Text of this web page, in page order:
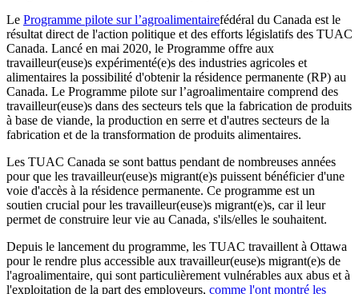
Le Programme pilote sur l’agroalimentairefédéral du Canada est le
résultat direct de l'action politique et des efforts législatifs des TUAC
Canada. Lancé en mai 2020, le Programme offre aux
travailleur(euse)s expérimenté(e)s des industries agricoles et
alimentaires la possibilité d'obtenir la résidence permanente (RP) au
Canada. Le Programme pilote sur l’agroalimentaire comprend des
travailleur(euse)s dans des secteurs tels que la fabrication de produits
à base de viande, la production en serre et d'autres secteurs de la
fabrication et de la transformation de produits alimentaires.
Les TUAC Canada se sont battus pendant de nombreuses années
pour que les travailleur(euse)s migrant(e)s puissent bénéficier d'une
voie d'accès à la résidence permanente. Ce programme est un
soutien crucial pour les travailleur(euse)s migrant(e)s, car il leur
permet de construire leur vie au Canada, s'ils/elles le souhaitent.
Depuis le lancement du programme, les TUAC travaillent à Ottawa
pour le rendre plus accessible aux travailleur(euse)s migrant(e)s de
l'agroalimentaire, qui sont particulièrement vulnérables aux abus et à
l'exploitation de la part des employeurs, comme l'ont montré les